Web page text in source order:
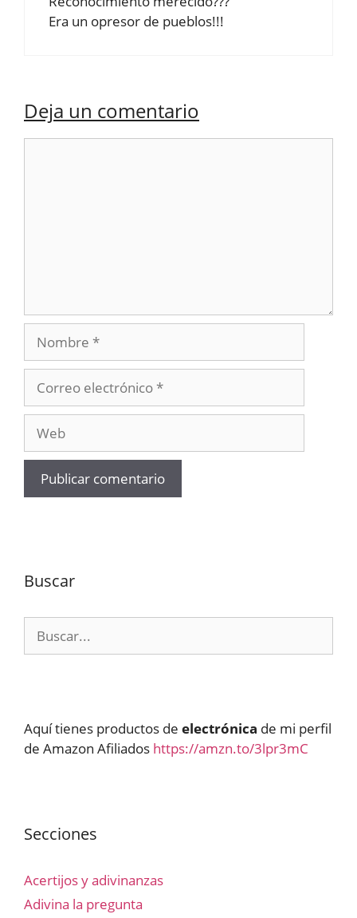
Era un opresor de pueblos!!!
Deja un comentario
Nombre
electrónico
Buscar
Aquí tienes productos de electrónica de mi perfil
de Amazon Afiliados https://amzn.to/3lpr3mC
Secciones
Acertijos y adivinanzas
Adivina la pregunta